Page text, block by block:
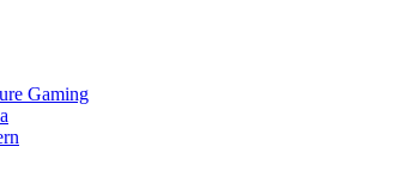
Gaming